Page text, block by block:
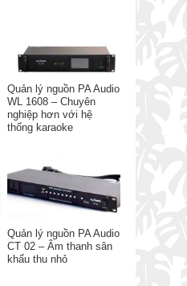
Quản lý nguồn PA Audio
WL 1608 – Chuyên
nghiệp hơn với hệ
thống karaoke
Quản lý nguồn PA Audio
CT 02 – Âm thanh sân
khấu thu nhỏ